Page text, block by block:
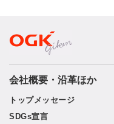
会社概要・沿革ほか
トップメッセージ
SDGs宣言